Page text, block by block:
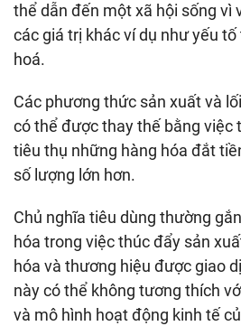
thể dẫn đến một xã hội sống vì
các giá trị khác ví dụ như yếu
hoá.
Các phương thức sản xuất và
có thể được thay thế bằng việc
tiêu thụ những hàng hóa đắt
số lượng lớn hơn.
Chủ nghĩa tiêu dùng thường
hóa trong việc thúc đẩy sản
hóa và thương hiệu được giao
này có thể không tương thích
và mô hình hoạt động kinh tế